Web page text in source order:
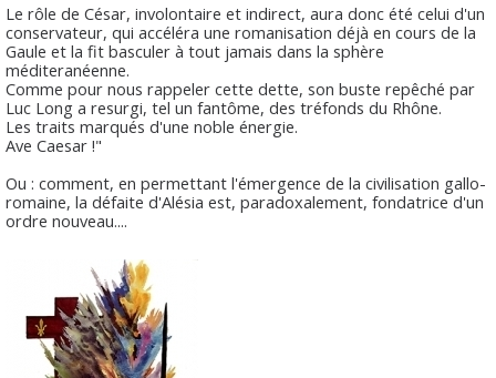
Le rôle de César, involontaire et indirect, aura donc été celui d'un
conservateur, qui accéléra une romanisation déjà en cours de la
Gaule et la fit basculer à tout jamais dans la sphère
méditeranéenne.
Comme pour nous rappeler cette dette, son buste repêché par
Luc Long a resurgi, tel un fantôme, des tréfonds du Rhône.
Les traits marqués d'une noble énergie.
Ave Caesar !"
Ou : comment, en permettant l'émergence de la civilisation gallo-
romaine, la défaite d'Alésia est, paradoxalement, fondatrice d'un
ordre nouveau....